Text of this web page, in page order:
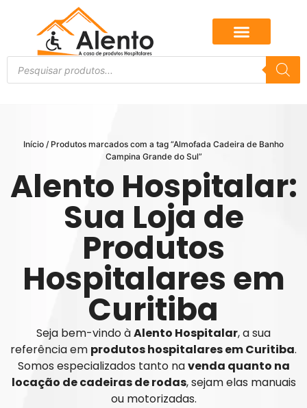
Início / Produtos marcados com a tag “Almofada Cadeira de Banho
Campina Grande do Sul”
Alento Hospitalar:
Sua Loja de
Produtos
Hospitalares em
Curitiba
Seja bem-vindo àAlento Hospitalar, a sua
referência em produtos hospitalares em Curitiba.
Somos especializados tanto navenda quanto na
locação de cadeiras de rodas, sejam elas manuais
ou motorizadas.